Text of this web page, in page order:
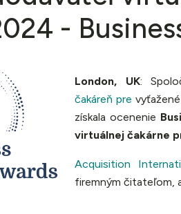
-
London, UK:
čakáreň pre
získala ocenenie
virtuálnej čakárne
Acquisition
firemným čitateľom,